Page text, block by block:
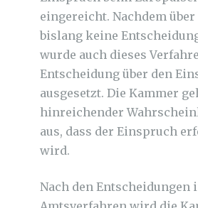
eingereicht. Nachdem
bislang keine
wurde auch dieses
Entscheidung über den
ausgesetzt. Die Kammer
hinreichender
aus, dass der Einspruch
wird.
Nach den Entscheidungen